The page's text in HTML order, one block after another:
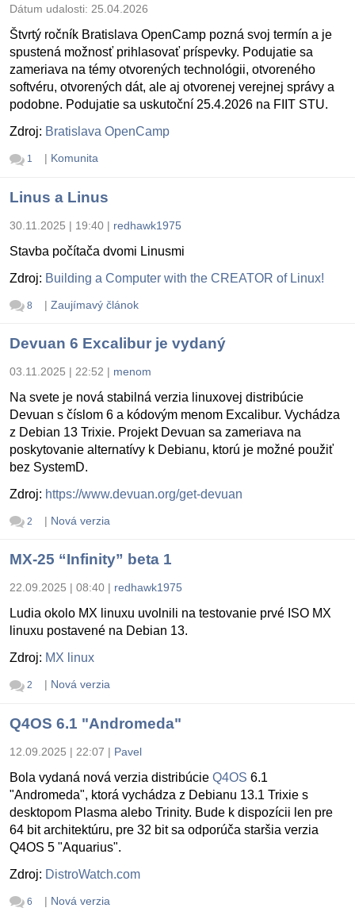
Dátum udalosti: 25.04.2026
Štvrtý ročník Bratislava OpenCamp pozná svoj termín a je
spustená možnosť prihlasovať príspevky. Podujatie sa
zameriava na témy otvorených technológii, otvoreného
softvéru, otvorených dát, ale aj otvorenej verejnej správy a
podobne. Podujatie sa uskutoční 25.4.2026 na FIIT STU.
Zdroj: Bratislava OpenCamp
1 | Komunita
Linus a Linus
30.11.2025 | 19:40 | redhawk1975
Stavba počítača dvomi Linusmi
Zdroj: Building a Computer with the CREATOR of Linux!
8 | Zaujímavý článok
Devuan 6 Excalibur je vydaný
03.11.2025 | 22:52 | menom
Na svete je nová stabilná verzia linuxovej distribúcie
Devuan s číslom 6 a kódovým menom Excalibur. Vychádza
z Debian 13 Trixie. Projekt Devuan sa zameriava na
poskytovanie alternatívy k Debianu, ktorú je možné použiť
bez SystemD.
Zdroj: https://www.devuan.org/get-devuan
2 | Nová verzia
MX-25 “Infinity” beta 1
22.09.2025 | 08:40 | redhawk1975
Ludia okolo MX linuxu uvolnili na testovanie prvé ISO MX
linuxu postavené na Debian 13.
Zdroj: MX linux
2 | Nová verzia
Q4OS 6.1 "Andromeda"
12.09.2025 | 22:07 | Pavel
Bola vydaná nová verzia distribúcie Q4OS 6.1
"Andromeda", ktorá vychádza z Debianu 13.1 Trixie s
desktopom Plasma alebo Trinity. Bude k dispozícii len pre
64 bit architektúru, pre 32 bit sa odporúča staršia verzia
Q4OS 5 "Aquarius".
Zdroj: DistroWatch.com
6 | Nová verzia